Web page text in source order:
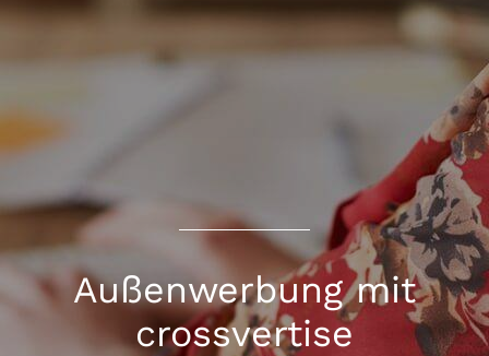
Außenwerbung mit
crossvertise